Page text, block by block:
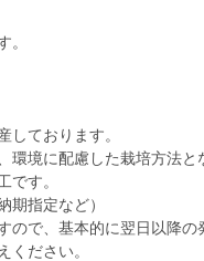
。
しております。
境に配慮した栽培方法と
です。
指定など）
ので、基本的に翌日以降
ください。